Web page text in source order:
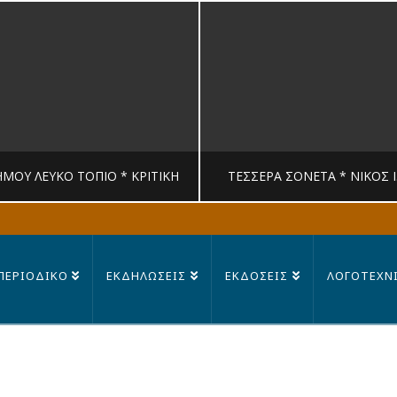
ΛΕΥΚΟ ΤΟΠΙΟ * ΚΡΙΤΙΚΉ
MANDRAGORAS
ΤΈΣΣΕΡΑ ΣΟΝΈΤΑ * ΝΊΚΟΣ
ΕΚΔΗΛΩΣΕΙΣ ΕΚΔΟΣΕΙΣ